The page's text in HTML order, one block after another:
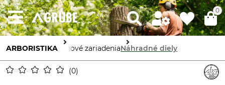
0
ARBORISTIKA Lanové zariadeniaNáhradné diely
0